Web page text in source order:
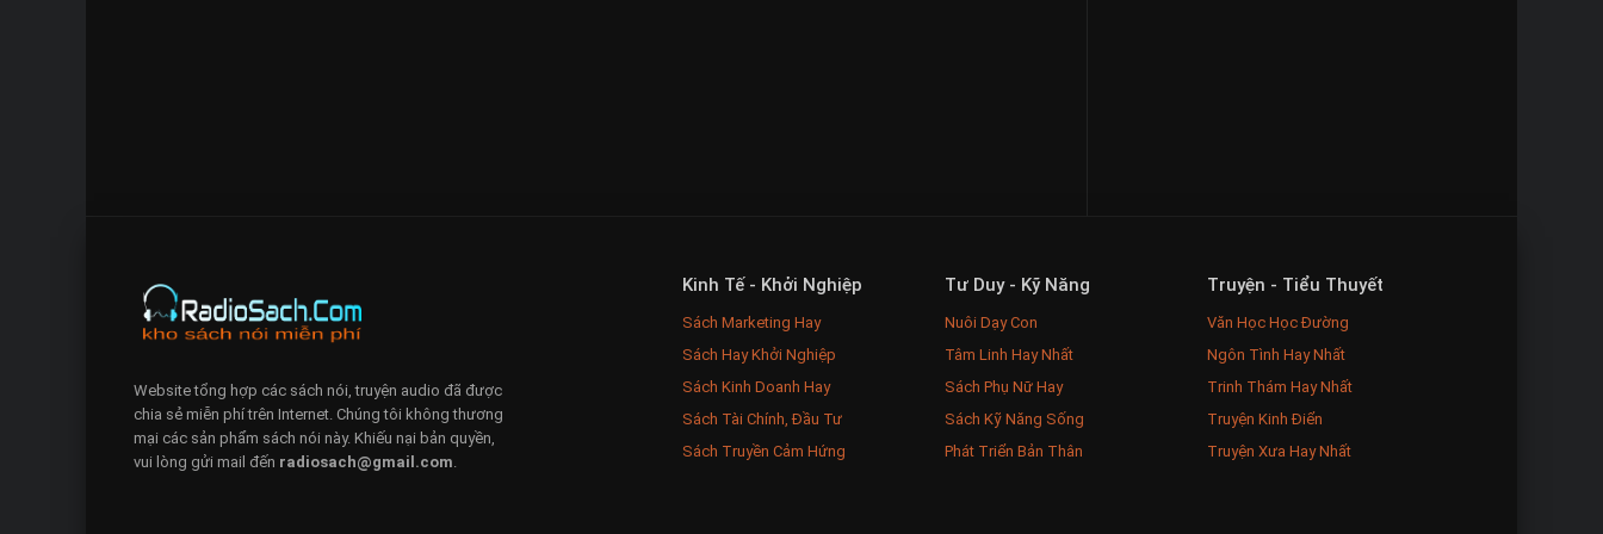
Kinh Tế - Khởi Nghiệp
Sách Marketing Hay
Sách Hay Khởi Nghiệp
Sách Kinh Doanh Hay
Sách Tài Chính, Đầu Tư
Sách Truyền Cảm Hứng
Tư Duy - Kỹ Năng
Nuôi Dạy Con
Tâm Linh Hay Nhất
Sách Phụ Nữ Hay
Sách Kỹ Năng Sống
Phát Triển Bản Thân
Truyện - Tiểu Thuyết
Văn Học Học Đường
Ngôn Tình Hay Nhất
Trinh Thám Hay Nhất
Truyện Kinh Điển
Truyện Xưa Hay Nhất
Website tổng hợp các sách nói, truyện audio đã được
chia sẻ miễn phí trên Internet. Chúng tôi không thương
mại các sản phẩm sách nói này. Khiếu nại bản quyền,
vui lòng gửi mail đến radiosach@gmail.com